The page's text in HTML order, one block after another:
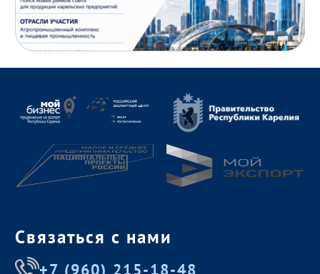
Связаться с нами
+7 (960) 215-18-48